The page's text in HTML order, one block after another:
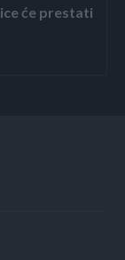
će prestati